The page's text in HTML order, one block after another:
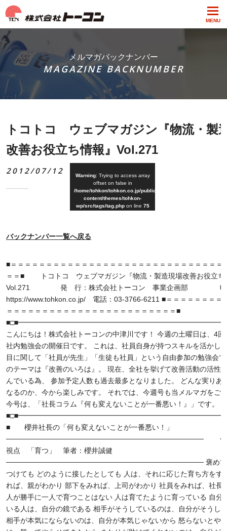
MENU
メルマガバックナンバー
MAGAZINE BACKNUMBER
トコトコ ウェブマガジン『物流・製
改善お役立ち情報』Vol.271
2012/07/12 Warning: Trying to access array
offset on false in
/home/tohkon/tohkon.co.jp/public_html/wp-
content/themes/tohkon-
wp/src/tags/tag.phpon line 75
バックナンバー一覧へ戻る
■＝＝＝＝＝＝＝＝＝＝＝＝＝＝＝＝＝＝＝＝＝＝＝＝＝＝＝＝＝＝
＝＝■ トコトコ ウェブマガジン『物流・製造現場改善お役立ち
Vol.271 発 行：株式会社トーコン 事業企画部 Ｕ
https://www.tohkon.co.jp/ 電話：03-3766-6211 ■＝＝＝＝＝＝＝＝
＝＝＝＝＝＝＝＝＝＝＝＝＝＝＝＝＝＝＝＝＝＝＝＝■
こんにちは！株式会社トーコンの中津川です！ 今週の土曜日は、4回
社内勉強会の開催日です。 これは、社員自身が持つスキルを活かし
目に関して「社員が先生」「生徒も社員」という自由参加の勉強会
のテーマは『改善のいろは』。 現在、全社を挙げて改善活動の活性
んでいる為、 参加予定人数も過去最多となりました。 どんな実りあ
なるのか、今から楽しみです。 それでは、今週号も当メルマガをご
今号は、「社長コラム『何も変えないことが一番悪い！』」です。
■ 櫻井社長の「何も変えないことが一番悪い！」
─────────────────────────────────────── ◆
視点 「育つ」 筆者：櫻井誠健
─────────────────────────────────────── 褒めて
つけても どのように接したとしても 人は、それに応じた育ち方をす
れば、親がわかり 部下をみれば、上司がわかり 社員をみれば、社長
人が勝手に一人で育つことはない 人は育てたように育っている 自分
いる人は、自分の鏡である 相手がそうしているのは、自分がそうし
相手が本気にならないのは、自分が本気じゃないから 怒らないとや